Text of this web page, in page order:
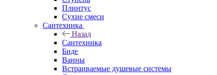
Плинтус
Сухие смеси
Сантехника
Назад
Сантехника
Биде
Ванны
Встраиваемые душевые системы